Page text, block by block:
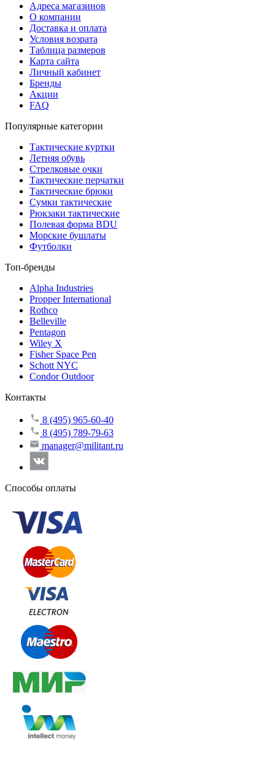
Адреса магазинов
О компании
Доставка и оплата
Условия возрата
Таблица размеров
Карта сайта
Личный кабинет
Бренды
Акции
FAQ
Популярные категории
Тактические куртки
Летняя обувь
Стрелковые очки
Тактические перчатки
Тактические брюки
Сумки тактические
Рюкзаки тактические
Полевая форма BDU
Морские бушлаты
Футболки
Топ-бренды
Alpha Industries
Propper International
Rothco
Belleville
Pentagon
Wiley X
Fisher Space Pen
Schott NYC
Condor Outdoor
Контакты
8 (495) 965-60-40
8 (495) 789-79-63
manager@militant.ru
Способы оплаты